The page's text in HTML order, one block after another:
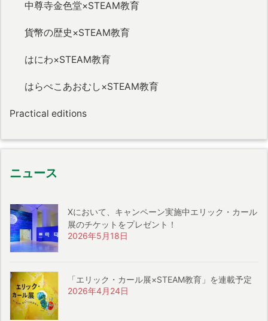
中尊寺金色堂×STEAM教育
貨幣の歴史×STEAM教育
はにわ×STEAM教育
はらぺこあおむし×STEAM教育
Practical editions
ニュース
Xにおいて、キャンペーン実施中エリック・カール
展のチケットをプレゼント！
2026年5月18日
「エリック・カール展×STEAM教育」を連載予定
2026年4月24日